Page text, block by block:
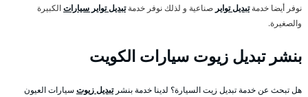
نوفر أيضا خدمةتبديل تواير صناعية و لذلك نوفر خدمةتبديل تواير سياراتالكبيرة
والصغيرة.
بنشر تبديل زيوت سيارات الكويت
هل تبحث عن خدمة تبديل زيت السيارة؟ لدينا خدمة بنشرتبديل زيوت سيارات العيون